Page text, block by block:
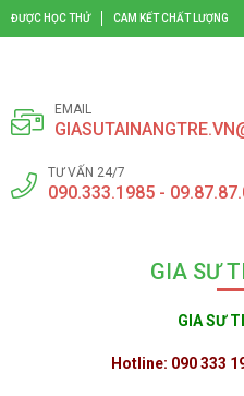
ĐƯỢC HỌC THỬ CAM KẾT CHẤT LƯỢNG
EMAIL
TƯ VẤN 24/7
090.333.1985 -
GIA SƯ
GIA SƯ
Hotline: 090 333